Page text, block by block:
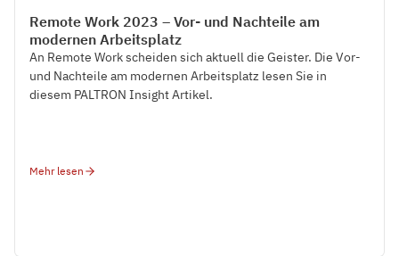
Remote Work 2023 – Vor- und Nachteile am
modernen Arbeitsplatz
An Remote Work scheiden sich aktuell die Geister. Die Vor-
und Nachteile am modernen Arbeitsplatz lesen Sie in
diesem PALTRON Insight Artikel.
Mehr lesen